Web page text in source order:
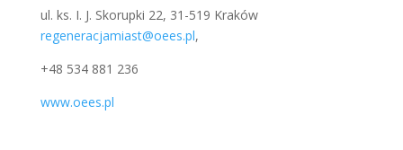
ul. ks. I. J. Skorupki 22, 31-519 Kraków
regeneracjamiast@oees.pl,
+48 534 881 236
www.oees.pl